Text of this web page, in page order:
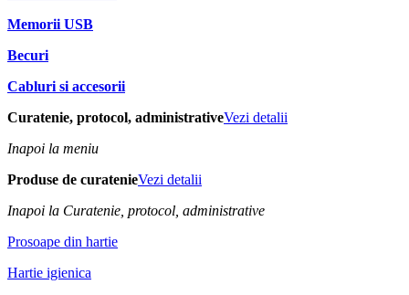
Memorii USB
Becuri
Cabluri si accesorii
Curatenie, protocol, administrativeVezi detalii
Inapoi la meniu
Produse de curatenieVezi detalii
Inapoi la Curatenie, protocol, administrative
Prosoape din hartie
Hartie igienica